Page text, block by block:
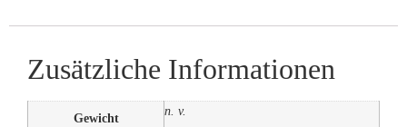
Zusätzliche Informationen
Gewicht n. v.